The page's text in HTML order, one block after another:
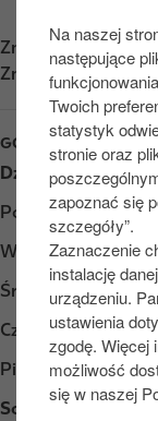
Na naszej
następujące
Twoich
statystyk
stronie oraz
zapoznać się
szczegóły”.
Zaznaczenie
instalację
urządzeniu.
ustawienia
zgodę. Więcej
możliwość
się w naszej
Znajdź nas naApp
Znajdź nas na
GODZINY OTWARCIA
Dzień
Poniedziałek
Wtorek
Środa
Czwartek
Piątek
Sobota